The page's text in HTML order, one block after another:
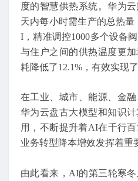
度的智慧供热系统。华为
天内每小时需生产的总热
I，精准调控1000多个设备
与住户之间的供热温度更
耗降低了12.1%，有效实现
在工业、城市、能源、金
华为云盘古大模型和知识
用，不断提升着AI在千行
业务转型降本增效发挥着重
由此看来，AI的第三轮寒冬